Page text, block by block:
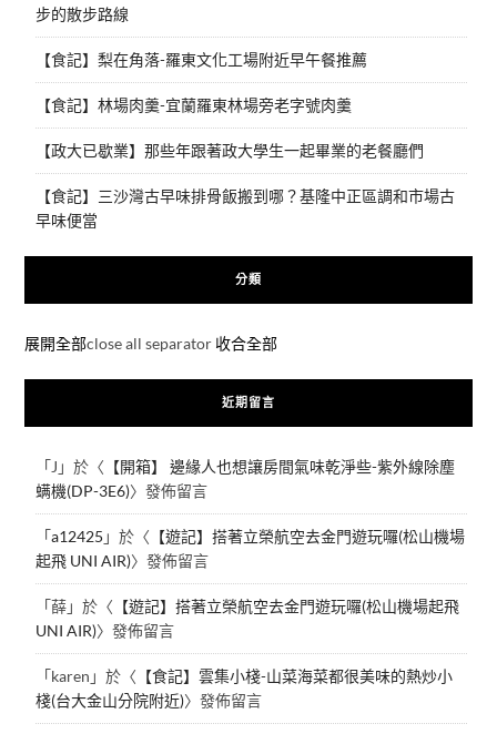
步的散步路線
【食記】梨在角落-羅東文化工場附近早午餐推薦
【食記】林場肉羹-宜蘭羅東林場旁老字號肉羹
【政大已歇業】那些年跟著政大學生一起畢業的老餐廳們
【食記】三沙灣古早味排骨飯搬到哪？基隆中正區調和市場古
早味便當
分類
展開全部close all separator 收合全部
近期留言
「J 」於〈 【開箱】 邊緣人也想讓房間氣味乾淨些-紫外線除塵
螨機(DP-3E6)〉發佈留言
「a12425 」於〈 【遊記】搭著立榮航空去金門遊玩囉(松山機場
起飛 UNI AIR)〉發佈留言
「薛」於〈 【遊記】搭著立榮航空去金門遊玩囉(松山機場起飛
UNI AIR)〉發佈留言
「karen 」於〈 【食記】雲集小棧-山菜海菜都很美味的熱炒小
棧(台大金山分院附近)〉發佈留言